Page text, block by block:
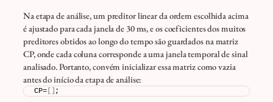
Na etapa de análise, um preditor linear da ordem escolhida acima
é ajustado para cada janela de 30 ms, e os coeficientes dos muitos
preditores obtidos ao longo do tempo são guardados na matriz
CP, onde cada coluna corresponde a uma janela temporal de sinal
analisado. Portanto, convém inicializar essa matriz como vazia
antes do início da etapa de análise:
CP=[] ;